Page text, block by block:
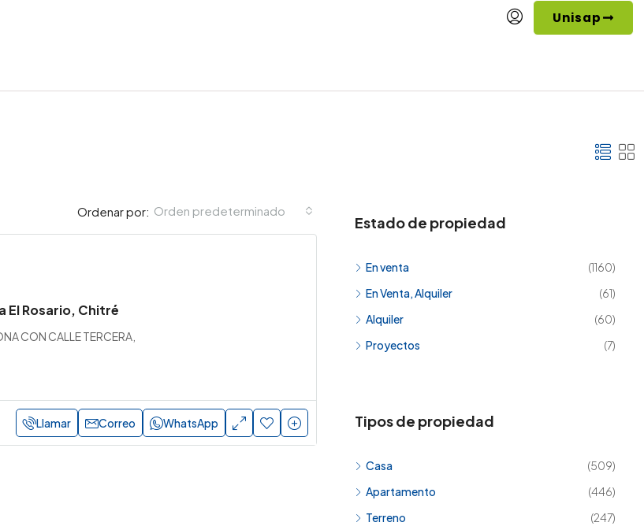
Unisap
Ordenar por: Orden predeterminado
El Rosario, Chitré
CON CALLE TERCERA,
Llamar Correo WhatsApp
Estado de propiedad
En venta
(1160)
En Venta, Alquiler
(61)
Alquiler
(60)
Proyectos
(7)
Tipos de propiedad
Casa
(509)
Apartamento
(446)
Terreno
(247)